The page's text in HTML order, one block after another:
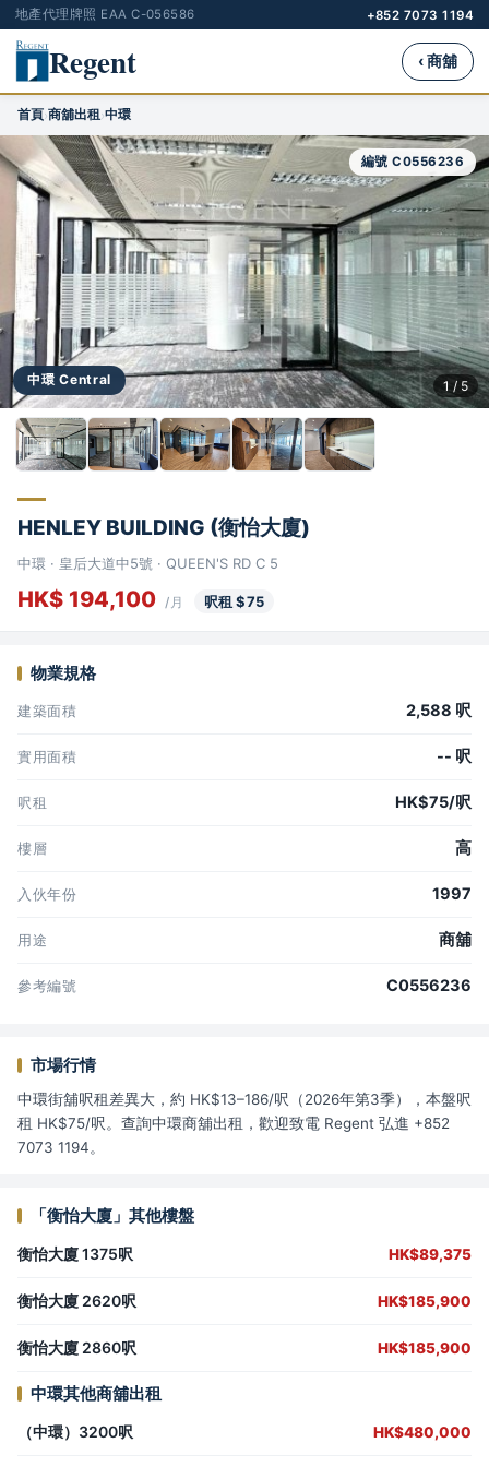
地產代理牌照 EAA C-056586 +852 7073 1194
Regent ‹ 商舖
首頁›商舖出租›中環
中環 Central
編號 C0556236
1 / 5
HENLEY BUILDING (衡怡大廈)
中環 · 皇后大道中5號 · QUEEN'S RD C 5
HK$ 194,100 /月 呎租 $75
物業規格
建築面積 2,588 呎
實用面積 -- 呎
呎租 HK$75/呎
樓層 高
入伙年份 1997
用途 商舖
參考編號 C0556236
市場行情
中環街舖呎租差異大，約 HK$13–186/呎（2026年第3季），本盤呎
租 HK$75/呎。查詢中環商舖出租，歡迎致電 Regent 弘進 +852
7073 1194。
「衡怡大廈」其他樓盤
衡怡大廈 1375呎 HK$89,375
衡怡大廈 2620呎 HK$185,900
衡怡大廈 2860呎 HK$185,900
中環其他商舖出租
（中環）3200呎 HK$480,000